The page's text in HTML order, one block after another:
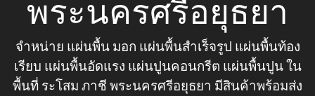
พระนครศรีอยุธยา
จำหน่าย แผ่นพื้น มอก แผ่นพื้นสำเร็จรูป แผ่นพื้นท้อง
เรียบ แผ่นพื้นอัดแรง แผ่นปูนคอนกรีต แผ่นพื้นปูน ใน
พื้นที่ ระโสม ภาชี พระนครศรีอยุธยา มีสินค้าพร้อมส่ง